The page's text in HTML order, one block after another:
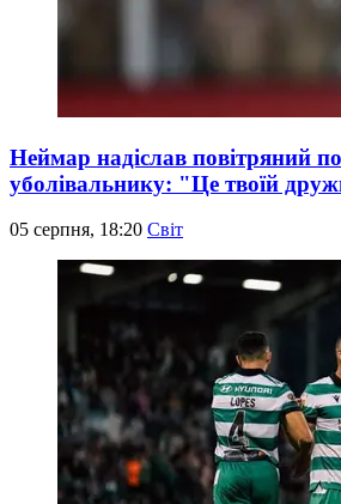
Неймар надіслав повітряний
уболівальнику: "Це твоїй
05 серпня, 18:20 Світ